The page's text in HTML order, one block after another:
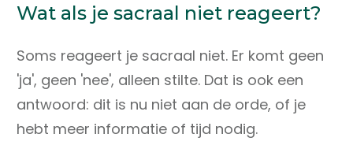
Wat als je sacraal niet reageert?
Soms reageert je sacraal niet. Er komt geen
'ja', geen 'nee', alleen stilte. Dat is ook een
antwoord: dit is nu niet aan de orde, of je
hebt meer informatie of tijd nodig.